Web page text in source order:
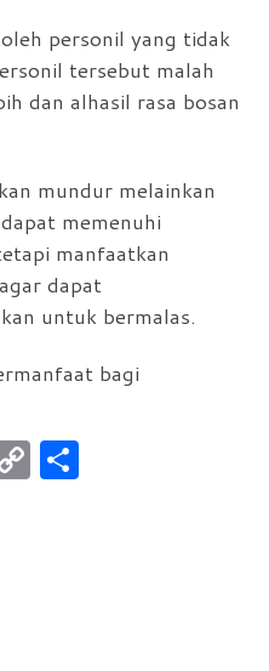
personil yang tidak
tersebut malah
dan alhasil rasa bosan
mundur melainkan
memenuhi
manfaatkan
dapat
untuk bermalas.
bagi
C
o